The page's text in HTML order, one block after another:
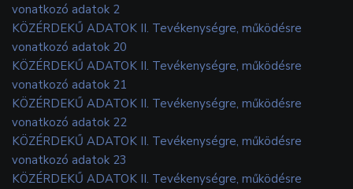
vonatkozó adatok 2
KÖZÉRDEKŰ ADATOK II. Tevékenységre, működésre
vonatkozó adatok 20
KÖZÉRDEKŰ ADATOK II. Tevékenységre, működésre
vonatkozó adatok 21
KÖZÉRDEKŰ ADATOK II. Tevékenységre, működésre
vonatkozó adatok 22
KÖZÉRDEKŰ ADATOK II. Tevékenységre, működésre
vonatkozó adatok 23
KÖZÉRDEKŰ ADATOK II. Tevékenységre, működésre